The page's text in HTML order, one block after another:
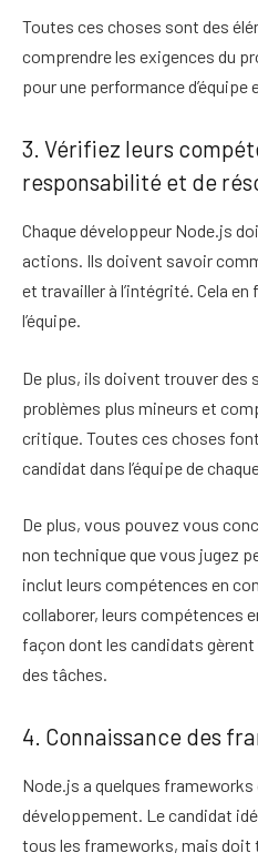
Toutes ces choses sont des
comprendre les exigences du
pour une performance d’équipe
3. Vérifiez leurs
responsabilité et de
Chaque développeur Node.js
actions. Ils doivent savoir
et travailler à l’intégrité. Cela
l’équipe.
De plus, ils doivent trouver
problèmes plus mineurs et
critique. Toutes ces choses
candidat dans l’équipe de
De plus, vous pouvez vous
non technique que vous jugez
inclut leurs compétences en
collaborer, leurs compétences
façon dont les candidats
des tâches.
4. Connaissance des
Node.js a quelques
développement. Le candidat
tous les frameworks, mais doit